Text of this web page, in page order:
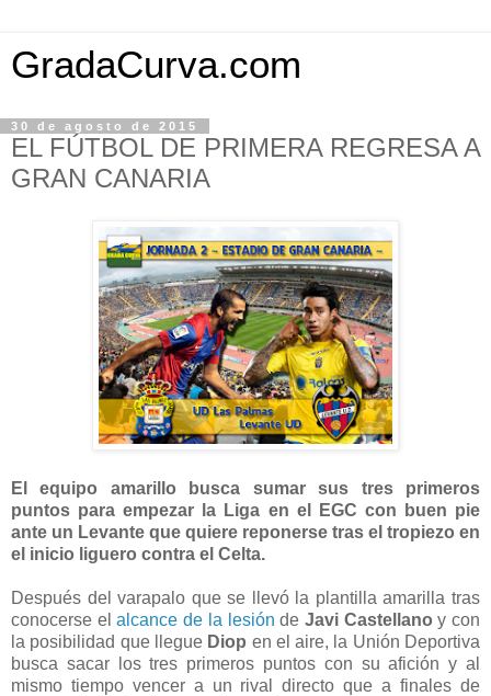
GradaCurva.com
30 de agosto de 2015
EL FÚTBOL DE PRIMERA REGRESA A
GRAN CANARIA
El equipo amarillo busca sumar sus tres primeros
puntos para empezar la Liga en el EGC con buen pie
ante un Levante que quiere reponerse tras el tropiezo en
el inicio liguero contra el Celta.
Después del varapalo que se llevó la plantilla amarilla tras
conocerse elalcance de la lesión de Javi Castellano y con
la posibilidad que llegue Diop en el aire, la Unión Deportiva
busca sacar los tres primeros puntos con su afición y al
mismo tiempo vencer a un rival directo que a finales de